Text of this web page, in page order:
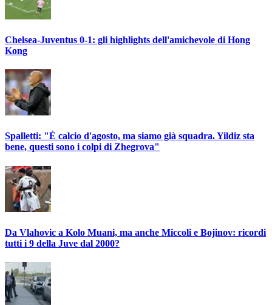
Chelsea-Juventus 0-1: gli highlights dell'amichevole di Hong
Kong
Spalletti: "È calcio d'agosto, ma siamo già squadra. Yildiz sta
bene, questi sono i colpi di Zhegrova"
Da Vlahovic a Kolo Muani, ma anche Miccoli e Bojinov: ricordi
tutti i 9 della Juve dal 2000?